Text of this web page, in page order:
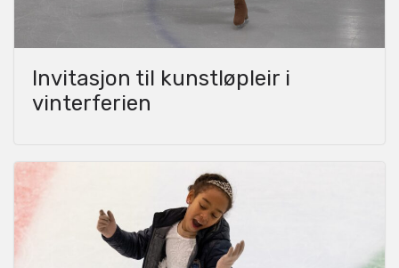
Invitasjon til kunstløpleir i
vinterferien